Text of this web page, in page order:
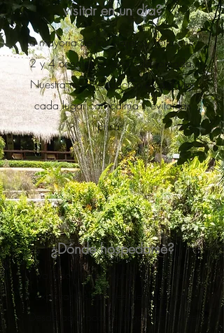
visitar en un día?
La mayoría de los viajeros visita entre
2 y 4 cenotes en una sola jornada.
Nuestra recomendación es disfrutar
cada lugar con calma y evitar las
prisas.
¿Dónde hospedarse?
Valladolid es el punto ideal para
explorar los cenotes de la región.
Desde aquí podrás llegar fácilmente